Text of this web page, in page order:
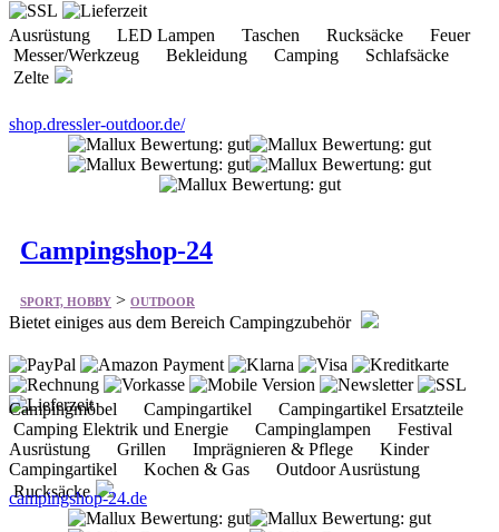
Ausrüstung LED Lampen Taschen Rucksäcke Feuer
Messer/Werkzeug Bekleidung Camping Schlafsäcke
Zelte
shop.dressler-outdoor.de/
Campingshop-24
SPORT, HOBBY > OUTDOOR
Bietet einiges aus dem Bereich Campingzubehör
Campingmöbel Campingartikel Campingartikel Ersatzteile
Camping Elektrik und Energie Campinglampen Festival
Ausrüstung Grillen Imprägnieren & Pflege Kinder
Campingartikel Kochen & Gas Outdoor Ausrüstung
Rucksäcke
campingshop-24.de